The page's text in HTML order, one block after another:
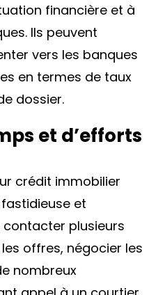
financière et à
Ils peuvent
vers les banques
en termes de taux
dossier.
et d’efforts
crédit immobilier
et
plusieurs
offres, négocier les
nombreux